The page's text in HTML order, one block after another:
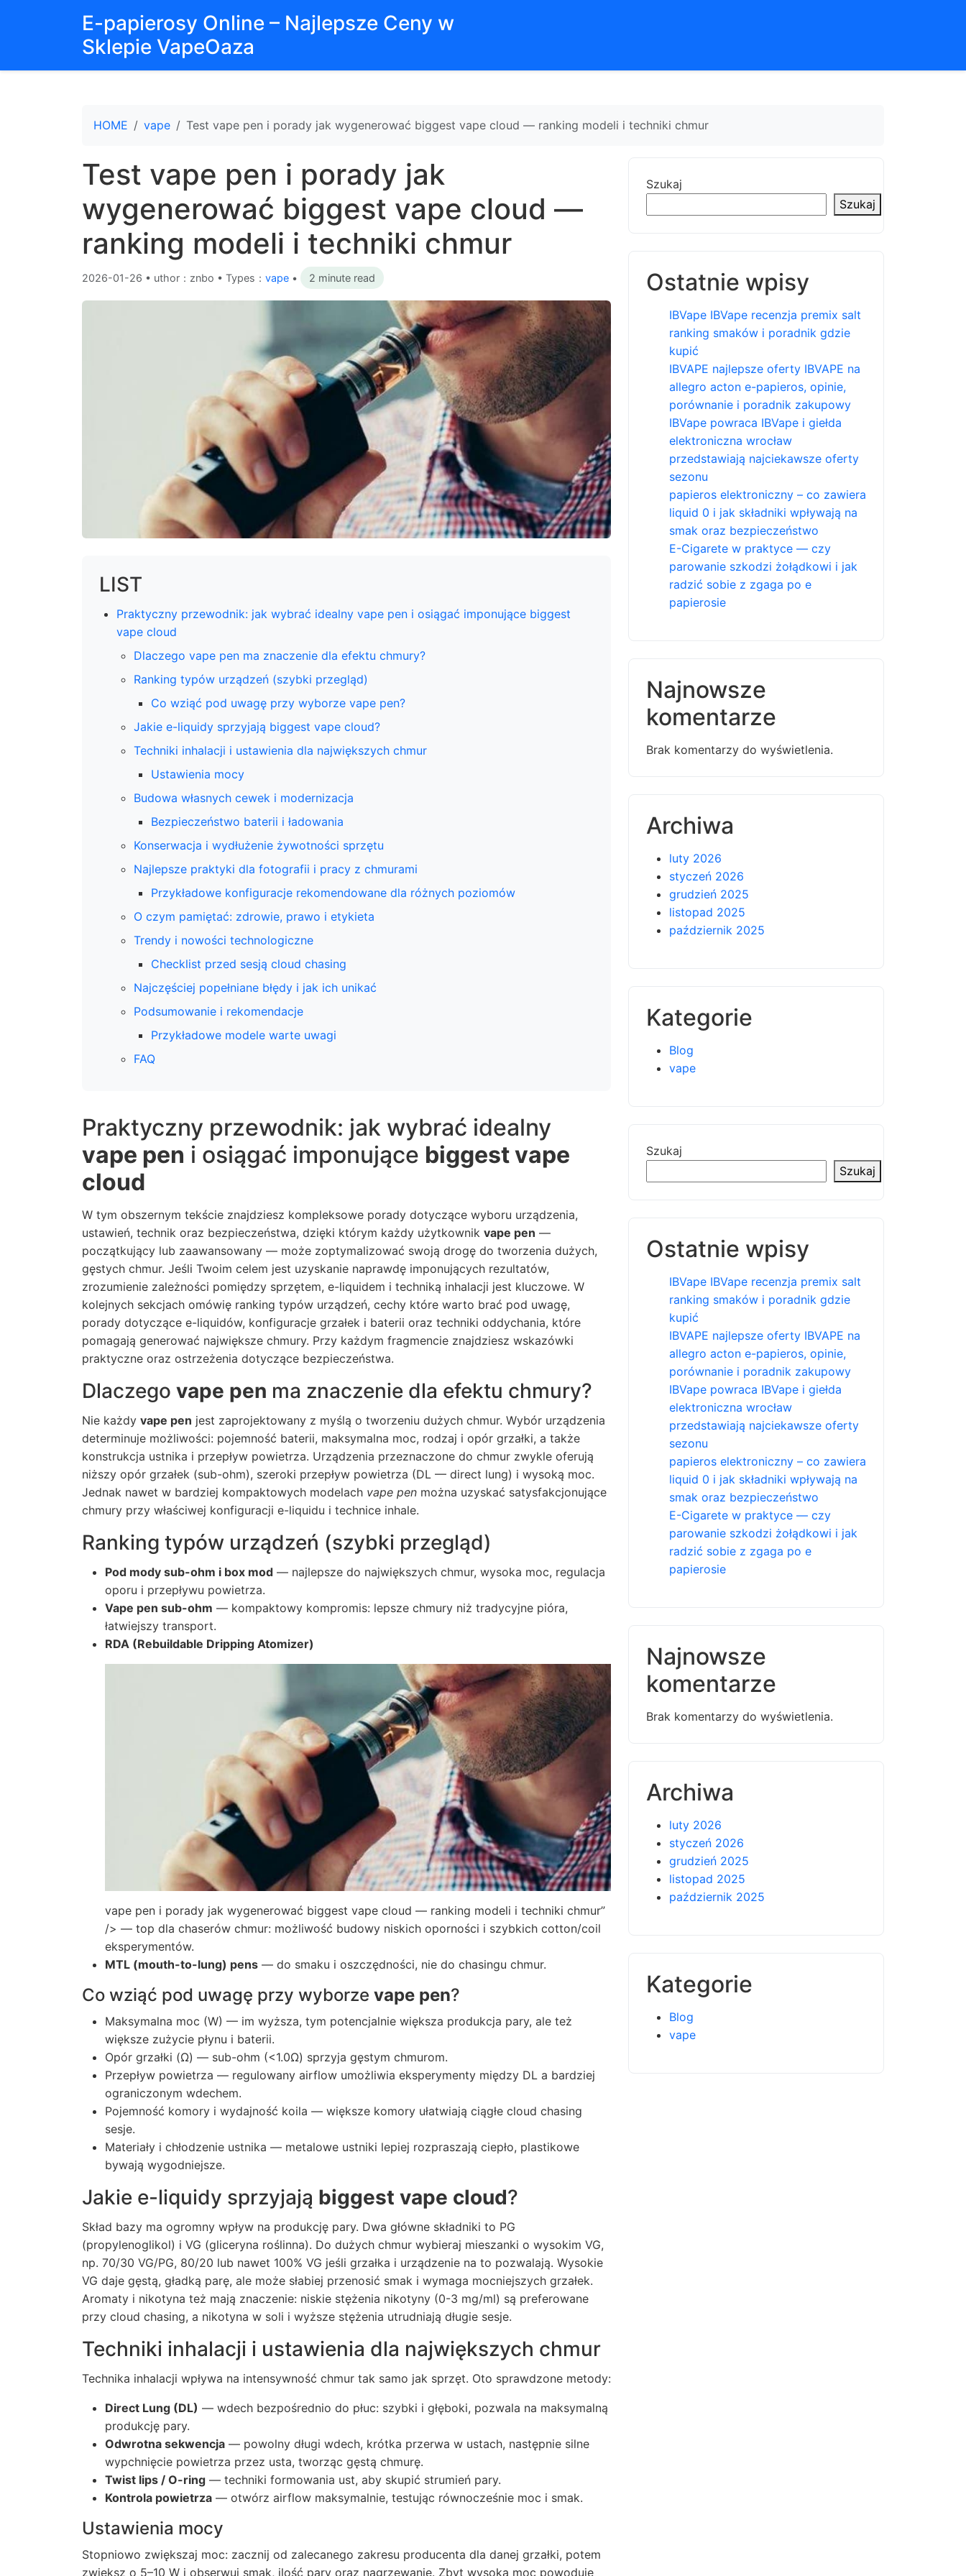
E-papierosy Online – Najlepsze Ceny w
Sklepie VapeOaza
HOME vape Test vape pen i porady jak wygenerować biggest vape cloud — ranking modeli i techniki chmur
Test vape pen i porady jak
wygenerować biggest vape cloud —
ranking modeli i techniki chmur
2026-01-26 • uthor：znbo • Types： vape • 2 minute read
LIST
Praktyczny przewodnik: jak wybrać idealny vape pen i osiągać imponujące biggest
vape cloud
Dlaczego vape pen ma znaczenie dla efektu chmury?
Ranking typów urządzeń (szybki przegląd)
Co wziąć pod uwagę przy wyborze vape pen?
Jakie e-liquidy sprzyjają biggest vape cloud?
Techniki inhalacji i ustawienia dla największych chmur
Ustawienia mocy
Budowa własnych cewek i modernizacja
Bezpieczeństwo baterii i ładowania
Konserwacja i wydłużenie żywotności sprzętu
Najlepsze praktyki dla fotografii i pracy z chmurami
Przykładowe konfiguracje rekomendowane dla różnych poziomów
O czym pamiętać: zdrowie, prawo i etykieta
Trendy i nowości technologiczne
Checklist przed sesją cloud chasing
Najczęściej popełniane błędy i jak ich unikać
Podsumowanie i rekomendacje
Przykładowe modele warte uwagi
FAQ
Praktyczny przewodnik: jak wybrać idealny
vape pen i osiągać imponujące biggest vape
cloud
W tym obszernym tekście znajdziesz kompleksowe porady dotyczące wyboru urządzenia,
ustawień, technik oraz bezpieczeństwa, dzięki którym każdy użytkownik vape pen —
początkujący lub zaawansowany — może zoptymalizować swoją drogę do tworzenia dużych,
gęstych chmur. Jeśli Twoim celem jest uzyskanie naprawdę imponujących rezultatów,
zrozumienie zależności pomiędzy sprzętem, e-liquidem i techniką inhalacji jest kluczowe. W
kolejnych sekcjach omówię ranking typów urządzeń, cechy które warto brać pod uwagę,
porady dotyczące e-liquidów, konfiguracje grzałek i baterii oraz techniki oddychania, które
pomagają generować największe chmury. Przy każdym fragmencie znajdziesz wskazówki
praktyczne oraz ostrzeżenia dotyczące bezpieczeństwa.
Dlaczego vape pen ma znaczenie dla efektu chmury?
Nie każdy vape pen jest zaprojektowany z myślą o tworzeniu dużych chmur. Wybór urządzenia
determinuje możliwości: pojemność baterii, maksymalna moc, rodzaj i opór grzałki, a także
konstrukcja ustnika i przepływ powietrza. Urządzenia przeznaczone do chmur zwykle oferują
niższy opór grzałek (sub-ohm), szeroki przepływ powietrza (DL — direct lung) i wysoką moc.
Jednak nawet w bardziej kompaktowych modelach vape pen można uzyskać satysfakcjonujące
chmury przy właściwej konfiguracji e-liquidu i technice inhale.
Ranking typów urządzeń (szybki przegląd)
Pod mody sub-ohm i box mod — najlepsze do największych chmur, wysoka moc, regulacja
oporu i przepływu powietrza.
Vape pen sub-ohm — kompaktowy kompromis: lepsze chmury niż tradycyjne pióra,
łatwiejszy transport.
RDA (Rebuildable Dripping Atomizer)
vape pen i porady jak wygenerować biggest vape cloud — ranking modeli i techniki chmur”
/> — top dla chaserów chmur: możliwość budowy niskich oporności i szybkich cotton/coil
eksperymentów.
MTL (mouth-to-lung) pens — do smaku i oszczędności, nie do chasingu chmur.
Co wziąć pod uwagę przy wyborze vape pen?
Maksymalna moc (W) — im wyższa, tym potencjalnie większa produkcja pary, ale też
większe zużycie płynu i baterii.
Opór grzałki (Ω) — sub-ohm (<1.0Ω) sprzyja gęstym chmurom.
Przepływ powietrza — regulowany airflow umożliwia eksperymenty między DL a bardziej
ograniczonym wdechem.
Pojemność komory i wydajność koila — większe komory ułatwiają ciągłe cloud chasing
sesje.
Materiały i chłodzenie ustnika — metalowe ustniki lepiej rozpraszają ciepło, plastikowe
bywają wygodniejsze.
Jakie e-liquidy sprzyjają biggest vape cloud?
Skład bazy ma ogromny wpływ na produkcję pary. Dwa główne składniki to PG
(propylenoglikol) i VG (gliceryna roślinna). Do dużych chmur wybieraj mieszanki o wysokim VG,
np. 70/30 VG/PG, 80/20 lub nawet 100% VG jeśli grzałka i urządzenie na to pozwalają. Wysokie
VG daje gęstą, gładką parę, ale może słabiej przenosić smak i wymaga mocniejszych grzałek.
Aromaty i nikotyna też mają znaczenie: niskie stężenia nikotyny (0-3 mg/ml) są preferowane
przy cloud chasing, a nikotyna w soli i wyższe stężenia utrudniają długie sesje.
Techniki inhalacji i ustawienia dla największych chmur
Technika inhalacji wpływa na intensywność chmur tak samo jak sprzęt. Oto sprawdzone metody:
Direct Lung (DL) — wdech bezpośrednio do płuc: szybki i głęboki, pozwala na maksymalną
produkcję pary.
Odwrotna sekwencja — powolny długi wdech, krótka przerwa w ustach, następnie silne
wypchnięcie powietrza przez usta, tworząc gęstą chmurę.
Twist lips / O-ring — techniki formowania ust, aby skupić strumień pary.
Kontrola powietrza — otwórz airflow maksymalnie, testując równocześnie moc i smak.
Ustawienia mocy
Stopniowo zwiększaj moc: zacznij od zalecanego zakresu producenta dla danej grzałki, potem
zwiększ o 5–10 W i obserwuj smak, ilość pary oraz nagrzewanie. Zbyt wysoka moc powoduje
Szukaj
Szukaj
Ostatnie wpisy
IBVape IBVape recenzja premix salt
ranking smaków i poradnik gdzie
kupić
IBVAPE najlepsze oferty IBVAPE na
allegro acton e-papieros, opinie,
porównanie i poradnik zakupowy
IBVape powraca IBVape i giełda
elektroniczna wrocław
przedstawiają najciekawsze oferty
sezonu
papieros elektroniczny – co zawiera
liquid 0 i jak składniki wpływają na
smak oraz bezpieczeństwo
E-Cigarete w praktyce — czy
parowanie szkodzi żołądkowi i jak
radzić sobie z zgaga po e
papierosie
Najnowsze
komentarze
Brak komentarzy do wyświetlenia.
Archiwa
luty 2026
styczeń 2026
grudzień 2025
listopad 2025
październik 2025
Kategorie
Blog
vape
Szukaj
Szukaj
Ostatnie wpisy
IBVape IBVape recenzja premix salt
ranking smaków i poradnik gdzie
kupić
IBVAPE najlepsze oferty IBVAPE na
allegro acton e-papieros, opinie,
porównanie i poradnik zakupowy
IBVape powraca IBVape i giełda
elektroniczna wrocław
przedstawiają najciekawsze oferty
sezonu
papieros elektroniczny – co zawiera
liquid 0 i jak składniki wpływają na
smak oraz bezpieczeństwo
E-Cigarete w praktyce — czy
parowanie szkodzi żołądkowi i jak
radzić sobie z zgaga po e
papierosie
Najnowsze
komentarze
Brak komentarzy do wyświetlenia.
Archiwa
luty 2026
styczeń 2026
grudzień 2025
listopad 2025
październik 2025
Kategorie
Blog
vape